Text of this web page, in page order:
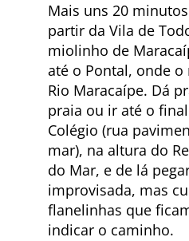
Mais uns 20
partir da Vila de
miolinho de
até o Pontal, onde
Rio Maracaípe. Dá
praia ou ir até o
Colégio (rua
mar), na altura do
do Mar, e de lá
improvisada, mas
flanelinhas que
indicar o caminho.